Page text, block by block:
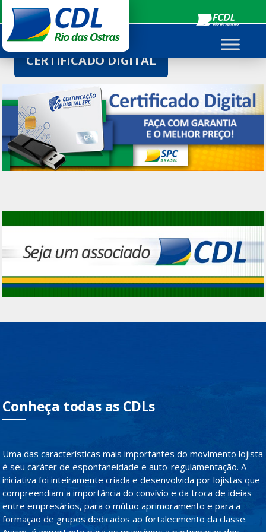
para
conteúdo
CERTIFICADO DIGITAL
Conheça todas as CDLs
Uma das características mais importantes do movimento lojista
é seu caráter de espontaneidade e auto-regulamentação. A
iniciativa foi inteiramente criada e desenvolvida por lojistas que
compreendiam a importância do convívio e da troca de ideias
entre empresários, para o mútuo aprimoramento e para a
formação de grupos dedicados ao fortalecimento da classe.